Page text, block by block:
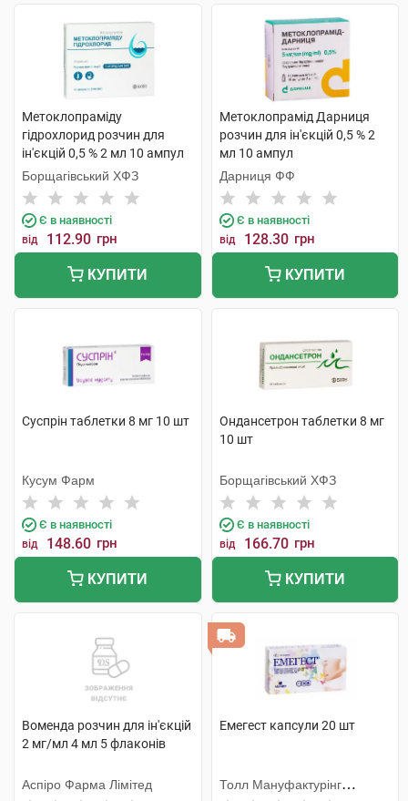
Метоклопраміду
гідрохлорид розчин для
ін'єкцій 0,5 % 2 мл 10 ампул
Борщагівський ХФЗ
Є в наявності
від 112.90 грн
КУПИТИ
Метоклопрамід Дарниця
розчин для ін'єкцій 0,5 % 2
мл 10 ампул
Дарниця ФФ
Є в наявності
від 128.30 грн
КУПИТИ
Суспрін таблетки 8 мг 10 шт
Кусум Фарм
Є в наявності
від 148.60 грн
КУПИТИ
Ондансетрон таблетки 8 мг
10 шт
Борщагівський ХФЗ
Є в наявності
від 166.70 грн
КУПИТИ
Воменда розчин для ін'єкцій
2 мг/мл 4 мл 5 флаконів
Аспіро Фарма Лімітед
Емегест капсули 20 шт
Толл Мануфактурінг